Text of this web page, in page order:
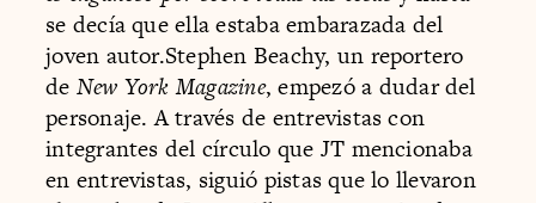
se decía que ella estaba embarazada del
joven autor.Stephen Beachy, un reportero
de New York Magazine, empezó a dudar del
personaje. A través de entrevistas con
integrantes del círculo que JT mencionaba
en entrevistas, siguió pistas que lo llevaron